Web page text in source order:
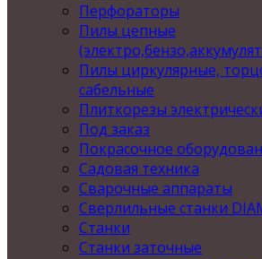
Перфораторы
Пилы цепные
Пилы циркулярные,
сабельные
Плиткорезы
Под заказ
Покрасочное
Садовая техника
Сварочные аппараты
Сверлильные станки
Станки
Станки заточные